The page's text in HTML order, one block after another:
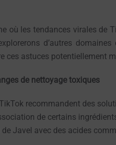
où les tendances virales de
d’autres
ces astuces potentiellement
de nettoyage toxiques
recommandent des
de certains
de Javel avec des acides